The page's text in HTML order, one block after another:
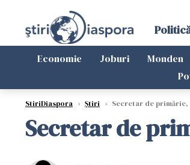
Economie Joburi Monden
StiriDiaspora › Știri › Secretar de primărie,
Secretar de